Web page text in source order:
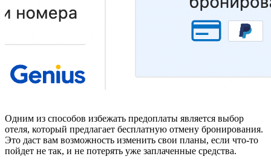
Одним из способов избежать предоплаты является выбор
отеля, который предлагает бесплатную отмену бронирования.
Это даст вам возможность изменить свои планы, если что-то
пойдет не так, и не потерять уже заплаченные средства.